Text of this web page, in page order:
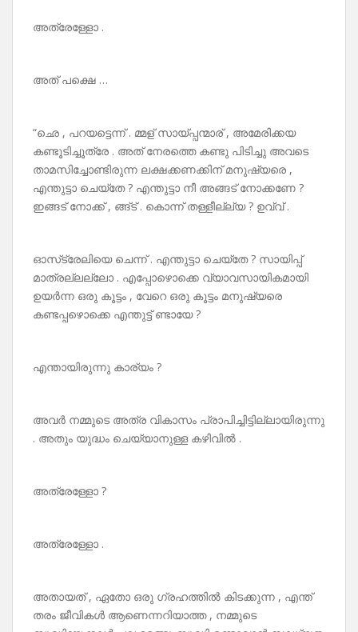
അത്രേള്ളോ .
അത് പക്ഷെ …
“ഛെ , പറയട്ടെന്ന് . മ്മള് സായ്പ്പന്മാര് , അമേരിക്കയ
കണ്ടൂടിച്ചൂത്രേ . അത് നേരത്തെ കണ്ടു പിടിച്ചു അവടെ
താമസിച്ചോണ്ടിരുന്ന ലക്ഷക്കണക്കിന് മനുഷ്യരെ ,
എന്തുട്ടാ ചെയ്തേ ? എന്തുട്ടാ നീ അങ്ങട് നോക്കണേ ?
ഇങ്ങട് നോക്ക് , ങ്ങ്ട് . കൊന്ന് തള്ളീല്ല്യ ? ഉവ്വ് .
ഓസ്‌ട്രേലിയെ ചെന്ന് . എന്തുട്ടാ ചെയ്തേ ? സായിപ്പ്
മാത്രല്ലല്ലോ . എപ്പോഴൊക്കെ വ്യാവസായികമായി
ഉയർന്ന ഒരു കൂട്ടം , വേറെ ഒരു കൂട്ടം മനുഷ്യരെ
കണ്ടപ്പഴൊക്കെ എന്തുട്ട് ണ്ടായേ ?
എന്തായിരുന്നു കാര്യം ?
അവർ നമ്മുടെ അത്ര വികാസം പ്രാപിച്ചിട്ടില്ലായിരുന്നു
. അതും യുദ്ധം ചെയ്യാനുള്ള കഴിവിൽ .
അത്രേള്ളോ ?
അത്രേള്ളോ .
അതായത് , ഏതോ ഒരു ഗ്രഹത്തിൽ കിടക്കുന്ന , എന്ത്
തരം ജീവികൾ ആണെന്നറിയാത്ത , നമ്മുടെ